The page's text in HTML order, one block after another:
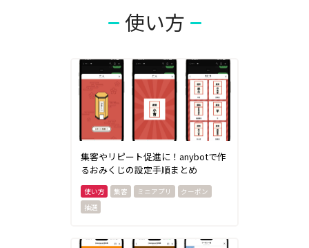
使い方
集客やリピート促進に！anybotで作
るおみくじの設定手順まとめ
集客 ミニアプリ
クーポン
抽選